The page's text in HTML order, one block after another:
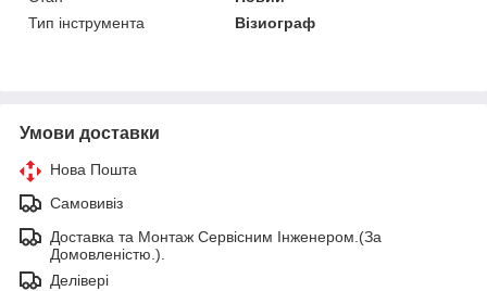
Тип інструмента
Візиограф
Умови доставки
Нова Пошта
Самовивіз
Доставка та Монтаж Сервісним Інженером.(За
Домовленістю.).
Делівері